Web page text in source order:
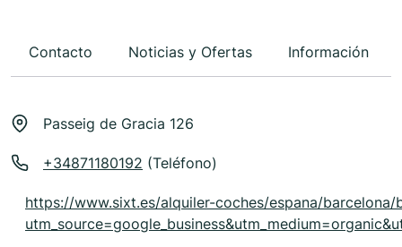
Contacto Noticias y Ofertas Información
Passeig de Gracia 126
+34871180192 (Teléfono)
https://www.sixt.es/alquiler-coches/espana/